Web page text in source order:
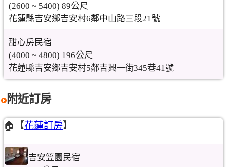
(2600 ~ 5400) 89公尺
花蓮縣吉安鄉吉安村6鄰中山路三段21號
甜心房民宿
(4000 ~ 4800) 196公尺
花蓮縣吉安鄉吉安村5鄰吉興一街345巷41號
附近訂房
🏠【花蓮訂房】
吉安笠園民宿